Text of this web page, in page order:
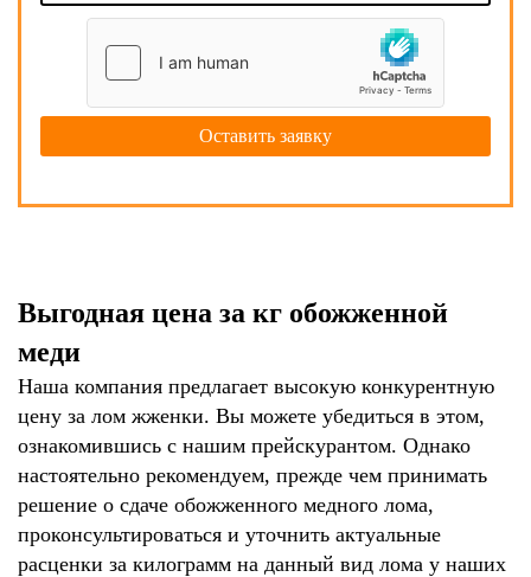
Выгодная цена за кг обожженной
меди
Наша компания предлагает высокую конкурентную
цену за лом жженки. Вы можете убедиться в этом,
ознакомившись с нашим прейскурантом. Однако
настоятельно рекомендуем, прежде чем принимать
решение о сдаче обожженного медного лома,
проконсультироваться и уточнить актуальные
расценки за килограмм на данный вид лома у наших